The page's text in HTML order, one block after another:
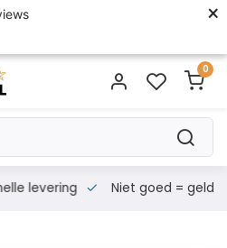
×
0
levering Niet goed = geld